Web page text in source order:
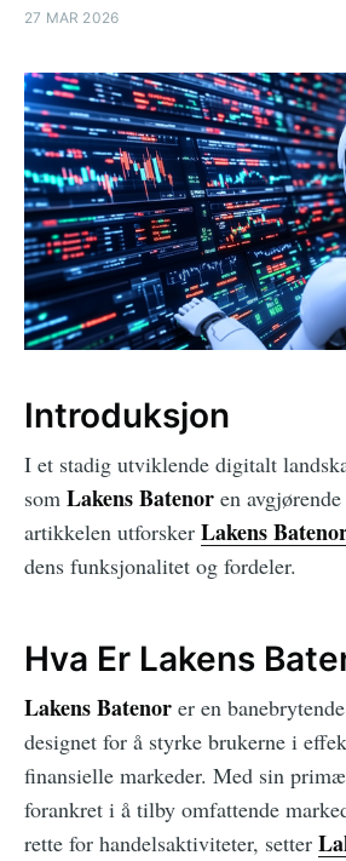
27 MAR 2026
Introduksjon
I et stadig utviklende digitalt
som Lakens Batenor en
artikkelen utforsker Lakens
dens funksjonalitet og fordeler.
Hva Er Lakens
Lakens Batenor er en
designet for å styrke brukerne i
finansielle markeder. Med sin
forankret i å tilby omfattende
rette for handelsaktiviteter, setter